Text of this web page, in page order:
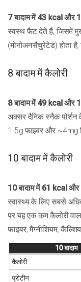
7 बादाम में 43 kcal और
स्वस्थ फैट देते हैं, जिसमें
(मोनोअनसैचुरेटेड) होता
8 बादाम में कैलोरी
8 बादाम में 49 kcal और
अक्सर दैनिक स्नैक
1.5g फाइबर और ~4mg
10 बादाम में कैलोरी
10 बादाम में 61 kcal और
स्वास्थ्य के लिए सबसे
पर यह एक कम कैलोरी
फाइबर, मैग्नीशियम,
10 बादाम
कैलोरी
प्रोटीन